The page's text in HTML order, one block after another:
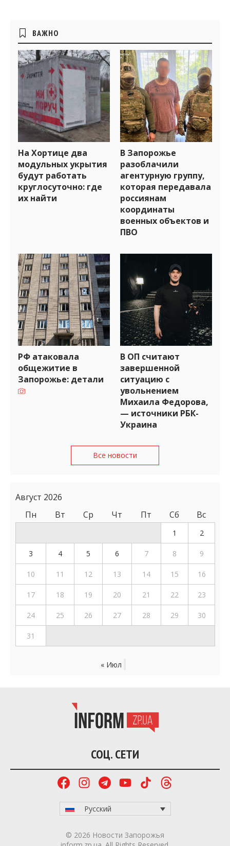
Боковые
виджеты
ВАЖНО
На Хортице два
модульных укрытия
будут работать
круглосуточно: где
их найти
В Запорожье
разоблачили
агентурную группу,
которая передавала
россиянам
координаты
военных объектов и
ПВО
РФ атаковала
общежитие в
Запорожье: детали
В ОП считают
завершенной
ситуацию с
увольнением
Михаила Федорова,
— источники РБК-
Украина
Все новости
Август 2026
Пн
Вт Ср Чт Пт Сб Вс
1 2
3 4 5 6 7 8 9
10 11 12 13 14 15 16
17 18 19 20 21 22 23
24 25 26 27 28 29 30
31
« Июл
СОЦ. СЕТИ
Русский
© 2026 Новости Запорожья